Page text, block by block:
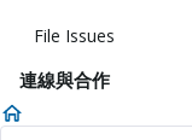
File Issues
連線與合作